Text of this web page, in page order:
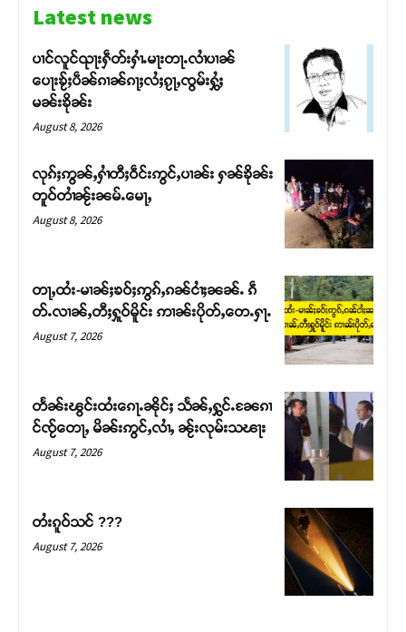
Support SHAN
တႃႇႁႂ်ႈသဵင်ၵၢင်ၸႂ်ၵူၼ်းမိူင်း ၵူႈတီႈၵူႈလႅၼ်ပေႃးတေၸွ
တ်ႇ တူဝ်ႈလုမ်ႈၾႃႉၼၼ်ႉ ၶဝ်ႈႁူမ်ႈၵမ်ႉထႅမ် ၸုမ်းၶၢ
Donate Now
Latest news
ပၢင်လူင်ၺႃးႁဵတ်းႁၢႆႉမႃးတႃႉလၢႆပၢၼ် ​​
ပေႃးၶႂ်ႈပဵၼ်ၵၢၼ်ၵႃႈလႆႈၵႂႃႇၸွမ်းႁွႆႈ
မၼ်းၶိုၼ်း
August 8, 2026
လုၵ်ႈဢွၼ်ႇႁၢႆတီႈဝဵင်းဢွင်ႇပၢၼ်း ႁၼ်ၶိုၼ်း
တူဝ်တၢႆၼႂ်းၼမ်ႉမေႃႇ
August 8, 2026
တႃႇထႆး-မၢၼ်ႈၶဝ်ႈဢွၵ်ႇၵၼ်ငၢႆႈၼၼ်ႉ ၵဵ
တ်ႉလၢၼ်ႇတီႈႁူဝ်မိူင်း ဢၢၼ်းပိုတ်ႇတေႉႁႃႉ
August 7, 2026
တႅၼ်းၽွင်းထႆးၵေႃႉၼိုင်ႈ သႅၼ်ႇႁွင်ႉၼႄၵၢ
င်ၸႂ်တေႃႇ မိၼ်းဢွင်ႇလၢႆႇ ၼႂ်းလုမ်းသၽႃး
August 7, 2026
တႆးၵူဝ်သင် ???
August 7, 2026